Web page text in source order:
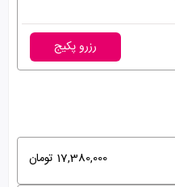
رزرو پکیج
17,380,000 تومان